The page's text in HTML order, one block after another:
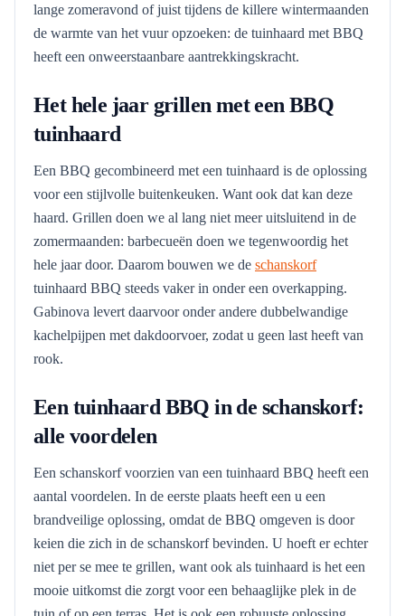
lange zomeravond of juist tijdens de killere wintermaanden
de warmte van het vuur opzoeken: de tuinhaard met BBQ
heeft een onweerstaanbare aantrekkingskracht.
Het hele jaar grillen met een BBQ
tuinhaard
Een BBQ gecombineerd met een tuinhaard is de oplossing
voor een stijlvolle buitenkeuken. Want ook dat kan deze
haard. Grillen doen we al lang niet meer uitsluitend in de
zomermaanden: barbecueën doen we tegenwoordig het
hele jaar door. Daarom bouwen we de schanskorf
tuinhaard BBQ steeds vaker in onder een overkapping.
Gabinova levert daarvoor onder andere dubbelwandige
kachelpijpen met dakdoorvoer, zodat u geen last heeft van
rook.
Een tuinhaard BBQ in de schanskorf:
alle voordelen
Een schanskorf voorzien van een tuinhaard BBQ heeft een
aantal voordelen. In de eerste plaats heeft een u een
brandveilige oplossing, omdat de BBQ omgeven is door
keien die zich in de schanskorf bevinden. U hoeft er echter
niet per se mee te grillen, want ook als tuinhaard is het een
mooie uitkomst die zorgt voor een behaaglijke plek in de